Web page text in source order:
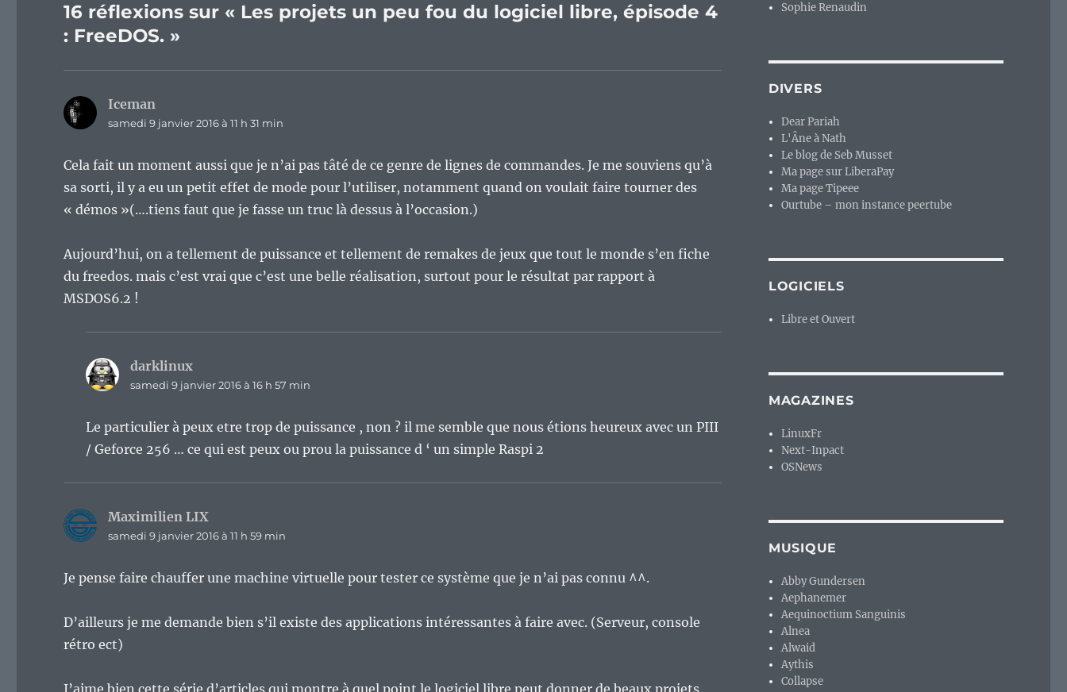
16 réflexions sur « Les projets un peu fou du logiciel libre, épisode 4
: FreeDOS. »
Iceman
samedi 9 janvier 2016 à 11 h 31 min
Cela fait un moment aussi que je n’ai pas tâté de ce genre de lignes de commandes. Je me souviens qu’à
sa sorti, il y a eu un petit effet de mode pour l’utiliser, notamment quand on voulait faire tourner des
« démos »(….tiens faut que je fasse un truc là dessus à l’occasion.)
Aujourd’hui, on a tellement de puissance et tellement de remakes de jeux que tout le monde s’en fiche
du freedos. mais c’est vrai que c’est une belle réalisation, surtout pour le résultat par rapport à
MSDOS6.2 !
darklinux
samedi 9 janvier 2016 à 16 h 57 min
Le particulier à peux etre trop de puissance , non ? il me semble que nous étions heureux avec un PIII
/ Geforce 256 … ce qui est peux ou prou la puissance d ‘ un simple Raspi 2
Maximilien LIX
samedi 9 janvier 2016 à 11 h 59 min
Je pense faire chauffer une machine virtuelle pour tester ce système que je n’ai pas connu ^^.
D’ailleurs je me demande bien s’il existe des applications intéressantes à faire avec. (Serveur, console
rétro ect)
Sophie Renaudin
DIVERS
Dear Pariah
L'Âne à Nath
Le blog de Seb Musset
Ma page sur LiberaPay
Ma page Tipeee
Ourtube – mon instance peertube
LOGICIELS
Libre et Ouvert
MAGAZINES
LinuxFr
Next-Inpact
OSNews
MUSIQUE
Abby Gundersen
Aephanemer
Aequinoctium Sanguinis
Alnea
Alwaid
Aythis
Collapse